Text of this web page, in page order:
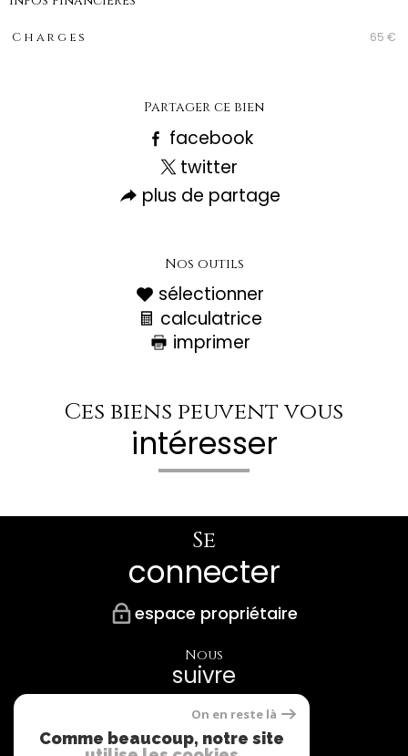
Caractéristiques
Charges 65 €
Partager ce bien
facebook
twitter
plus de partage
Nos outils
sélectionner
calculatrice
imprimer
Ces biens peuvent vous
intéresser
Se
connecter
espace propriétaire
Nous
suivre
On en reste là
Comme beaucoup, notre site